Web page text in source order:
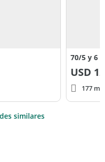
70/5 y 6
USD
177
similares